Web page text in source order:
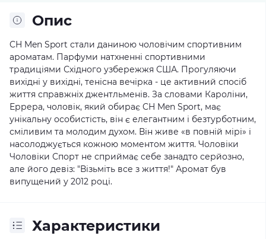
Опис
CH Men Sport стали даниною чоловічим спортивним
ароматам. Парфуми натхненні спортивними
традиціями Східного узбережжя США. Прогуляючи
вихідні у вихідні, тенісна вечірка - це активний спосіб
життя справжніх джентльменів. За словами Кароліни,
Еррера, чоловік, який обирає CH Men Sport, має
унікальну особистість, він є елегантним і безтурботним,
сміливим та молодим духом. Він живе «в повній мірі» і
насолоджується кожною моментом життя. Чоловіки
Чоловіки Спорт не сприймає себе занадто серйозно,
але його девіз: "Візьміть все з життя!" Аромат був
випущений у 2012 році.
Характеристики